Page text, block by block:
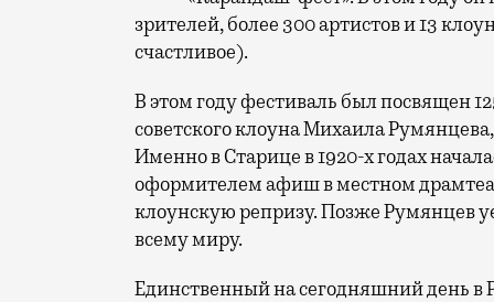
зрителей, более 300 артистов и 13
счастливое).
В этом году фестиваль был посвящен
советского клоуна Михаила
Именно в Старице в 1920-х годах
оформителем афиш в местном
клоунскую репризу. Позже Румянцев
всему миру.
Единственный на сегодняшний день в